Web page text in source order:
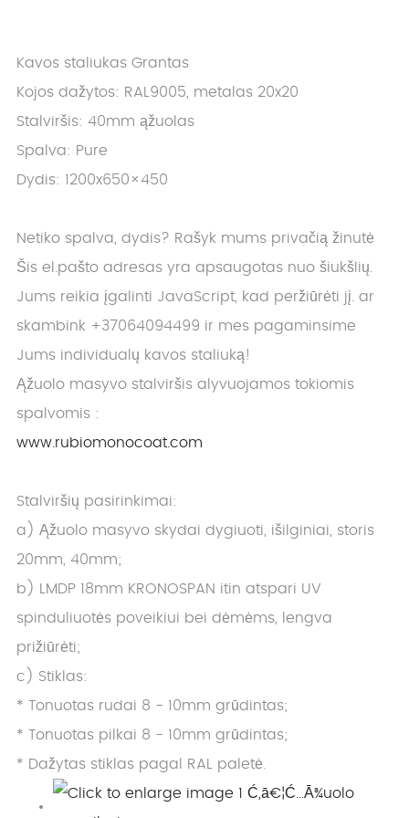
Kavos staliukas Grantas
Kojos dažytos: RAL9005, metalas 20x20
Stalviršis: 40mm ąžuolas
Spalva: Pure
Dydis: 1200x650×450
Netiko spalva, dydis? Rašyk mums privačią žinutė
Šis el.pašto adresas yra apsaugotas nuo šiukšlių.
Jums reikia įgalinti JavaScript, kad peržiūrėti jį. ar
skambink +37064094499 ir mes pagaminsime
Jums individualų kavos staliuką!
Ąžuolo masyvo stalviršis alyvuojamos tokiomis
spalvomis :
www.rubiomonocoat.com
Stalviršių pasirinkimai:
a) Ąžuolo masyvo skydai dygiuoti, išilginiai, storis
20mm, 40mm;
b) LMDP 18mm KRONOSPAN itin atspari UV
spinduliuotės poveikiui bei dėmėms, lengva
prižiūrėti;
c) Stiklas:
* Tonuotas rudai 8 - 10mm grūdintas;
* Tonuotas pilkai 8 - 10mm grūdintas;
* Dažytas stiklas pagal RAL paletė.